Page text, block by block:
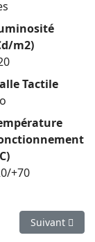
m2)
Tactile
+70
Article
Suivant